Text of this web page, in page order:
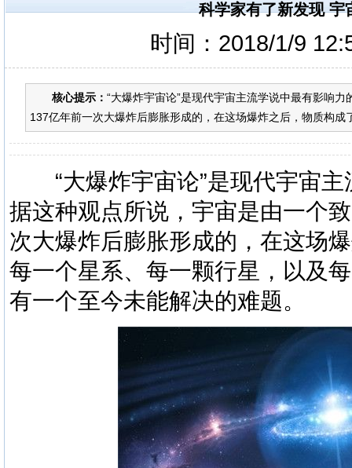
科学家有了新发现 宇
时间：2018/1/9
核心提示： “大爆炸宇宙论”是现代宇宙主流学说中最有影响
137亿年前一次大爆炸后膨胀形成的，在这场爆炸之后，物质构
“大爆炸宇宙论”是现代宇宙主
据这种观点所说，宇宙是由一个
次大爆炸后膨胀形成的，在这场
每一个星系、每一颗行星，以及
有一个至今未能解决的难题。